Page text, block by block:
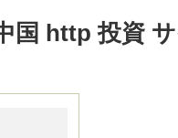
国 http 投資